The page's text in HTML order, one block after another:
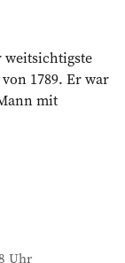
weitsichtigste
1789. Er war
mit
Uhr